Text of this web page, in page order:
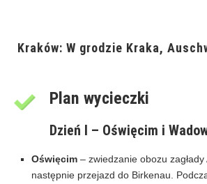
Kraków: W grodzie Kraka,
Plan wycieczki
Dzień I – Oświęcim i
Oświęcim – zwiedzanie obozu zagłady
następnie przejazd do Birkenau.